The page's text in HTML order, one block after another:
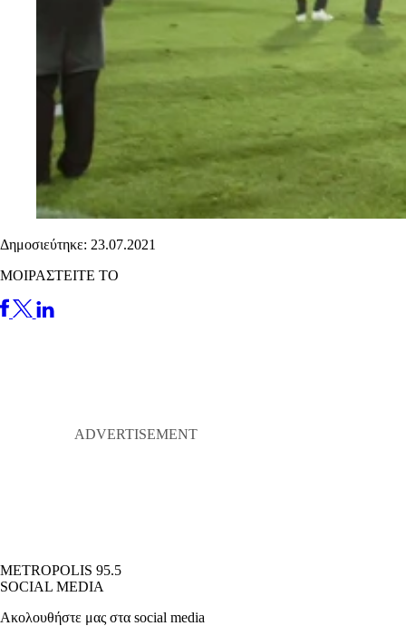
Δημοσιεύτηκε: 23.07.2021
ΜΟΙΡΑΣΤΕΙΤΕ ΤΟ
METROPOLIS 95.5
SOCIAL MEDIA
Ακολουθήστε μας στα social media